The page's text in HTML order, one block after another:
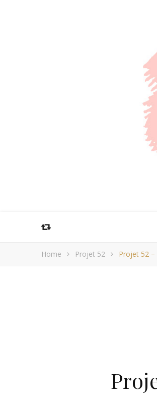
Home Projet 52 Projet 52